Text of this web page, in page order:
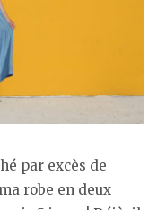
par excès de
robe en deux